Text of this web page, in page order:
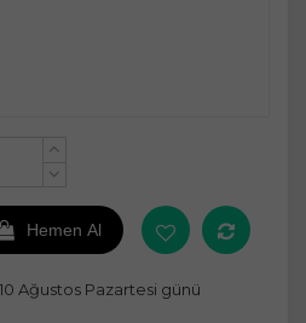
+
Hemen Al
Ağustos Pazartesi günü